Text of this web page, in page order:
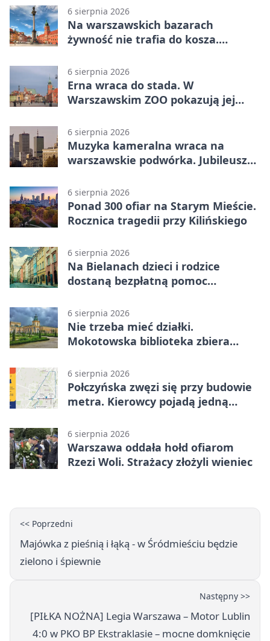
6 sierpnia 2026
Na warszawskich bazarach
żywność nie trafia do kosza.
6 sierpnia 2026
Erna wraca do stada. W
Warszawskim ZOO pokazują jej
6 sierpnia 2026
Muzyka kameralna wraca na
warszawskie podwórka. Jubileusz
6 sierpnia 2026
Ponad 300 ofiar na Starym Mieście.
Rocznica tragedii przy Kilińskiego
6 sierpnia 2026
Na Bielanach dzieci i rodzice
dostaną bezpłatną pomoc
6 sierpnia 2026
Nie trzeba mieć działki.
Mokotowska biblioteka zbiera
6 sierpnia 2026
Połczyńska zwęzi się przy budowie
metra. Kierowcy pojadą jedną
6 sierpnia 2026
Warszawa oddała hołd ofiarom
Rzezi Woli. Strażacy złożyli wieniec
<< Poprzedni
Majówka z pieśnią i łąką - w Śródmieściu będzie
zielono i śpiewnie
Następny >>
[PIŁKA NOŻNA] Legia Warszawa – Motor Lublin
4:0 w PKO BP Ekstraklasie – mocne domknięcie